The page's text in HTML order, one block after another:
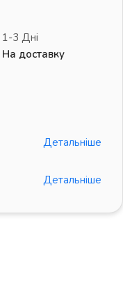
1-3 Дні
На доставку
Детальніше
Детальніше